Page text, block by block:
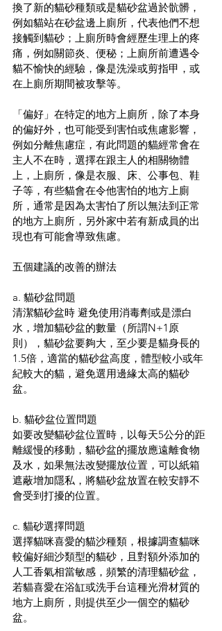
換了新的貓砂種類或是貓砂盆過於骯髒，
例如貓站在砂盆邊上廁所，代表他們不想
接觸到貓砂；上廁所時會經歷生理上的疼
痛，例如關節炎、便秘；上廁所前遭遇令
貓不愉快的經驗，像是洗澡或剪指甲，或
在上廁所期間被攻擊等。
「偏好」在特定的地方上廁所，除了本身
的偏好外，也可能受到害怕或焦慮影響，
例如分離焦慮症，有此問題的貓經常會在
主人不在時，選擇在跟主人的相關物體
上，上廁所，像是衣服、床、公事包、鞋
子等，有些貓會在令他害怕的地方上廁
所，通常是因為太害怕了所以無法到正常
的地方上廁所，另外家中若有新成員的出
現也有可能會導致焦慮。
五個建議的改善的辦法
a. 貓砂盆問題
清潔貓砂盆時 避免使用消毒劑或是漂白
水，增加貓砂盆的數量（所謂N+1原
則），貓砂盆要夠大，至少要是貓身長的
1.5倍，適當的貓砂盆高度，體型較小或年
紀較大的貓，避免選用邊緣太高的貓砂
盆。
b. 貓砂盆位置問題
如要改變貓砂盆位置時，以每天5公分的距
離緩慢的移動，貓砂盆的擺放應遠離食物
及水，如果無法改變擺放位置，可以紙箱
遮蔽增加隱私，將貓砂盆放置在較安靜不
會受到打擾的位置。
c. 貓砂選擇問題
選擇貓咪喜愛的貓沙種類，根據調查貓咪
較偏好細沙類型的貓砂，且對額外添加的
人工香氣相當敏感，頻繁的清理貓砂盆，
若貓喜愛在浴缸或洗手台這種光滑材質的
地方上廁所，則提供至少一個空的貓砂
盆。